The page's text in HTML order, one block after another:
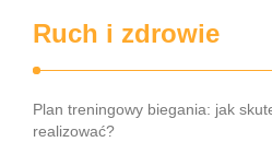
Ruch i zdrowie
Plan treningowy biegania: jak
realizować?